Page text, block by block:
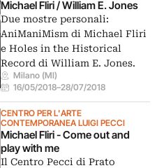
Michael Fliri / William E. Jones
Due mostre personali:
AniManiMism di Michael Fliri
e Holes in the Historical
Record di William E. Jones.
Milano (MI)
16/05/2018–28/07/2018
CENTRO PER L'ARTE
CONTEMPORANEA LUIGI PECCI
Michael Fliri - Come out and
play with me
Il Centro Pecci di Prato